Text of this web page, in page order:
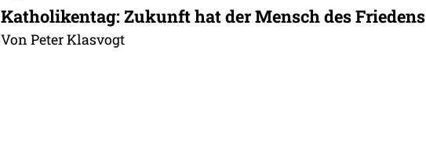
Katholikentag: Zukunft hat der Mensch des Friedens
Von Peter Klasvogt